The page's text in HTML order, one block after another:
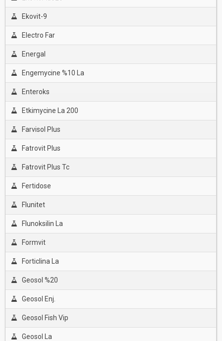
Ekovit-9
Electro Far
Energal
Engemycine %10 La
Enteroks
Etkimycine La 200
Farvisol Plus
Fatrovit Plus
Fatrovit Plus Tc
Fertidose
Flunitet
Flunoksilin La
Formvit
Forticlina La
Geosol %20
Geosol Enj.
Geosol Fish Vip
Geosol La